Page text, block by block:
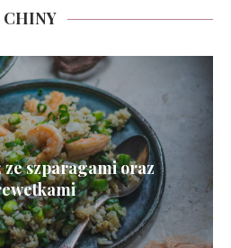
CHINY
ze szparagami oraz